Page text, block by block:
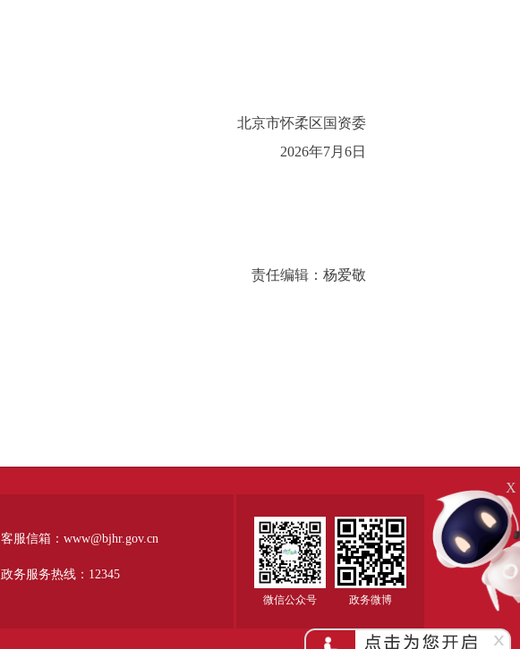
北京市怀柔区国资委
2026年7月6日
责任编辑：杨爱敬
客服信箱：www@bjhr.gov.cn
政务服务热线：12345
微信公众号 政务微博
X